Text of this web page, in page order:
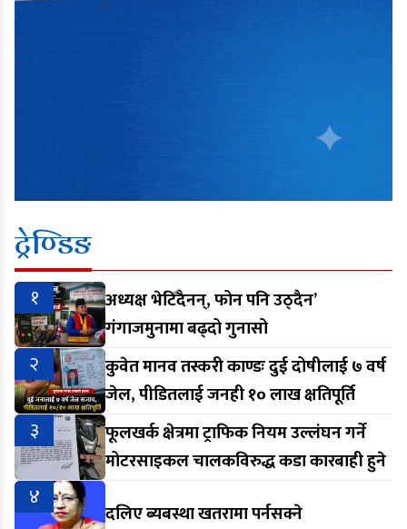
ट्रेण्डिङ
१
अध्यक्ष भेटिँदैनन्, फोन पनि उठ्दैन’
गंगाजमुनामा बढ्दो गुनासो
२
कुवेत मानव तस्करी काण्डः दुई दोषीलाई ७ वर्ष
जेल, पीडितलाई जनही १० लाख क्षतिपूर्ति
३
फूलखर्क क्षेत्रमा ट्राफिक नियम उल्लंघन गर्ने
मोटरसाइकल चालकविरुद्ध कडा कारबाही हुने
४
दलिए ब्यबस्था खतरामा पर्नसक्ने